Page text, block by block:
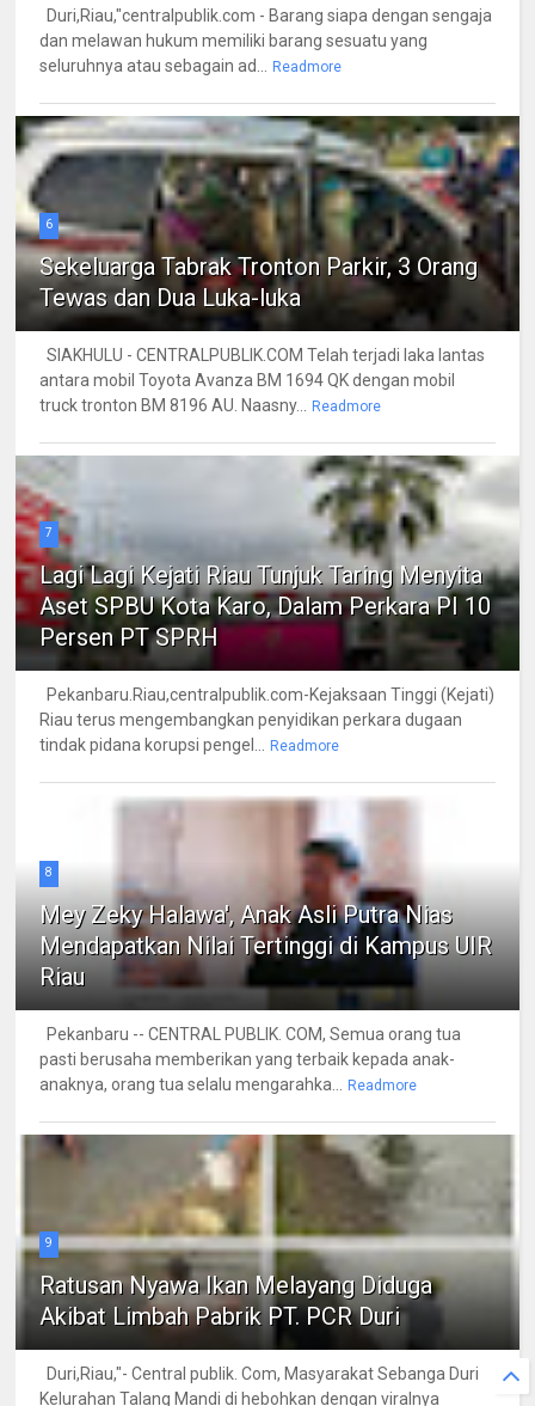
Duri,Riau,"centralpublik.com - Barang siapa dengan sengaja
dan melawan hukum memiliki barang sesuatu yang
seluruhnya atau sebagain ad...
Readmore
6
Sekeluarga Tabrak Tronton Parkir, 3 Orang
Tewas dan Dua Luka-luka
SIAKHULU - CENTRALPUBLIK.COM Telah terjadi laka lantas
antara mobil Toyota Avanza BM 1694 QK dengan mobil
truck tronton BM 8196 AU. Naasny...
Readmore
7
Lagi Lagi Kejati Riau Tunjuk Taring Menyita
Aset SPBU Kota Karo, Dalam Perkara PI 10
Persen PT SPRH
Pekanbaru.Riau,centralpublik.com-Kejaksaan Tinggi (Kejati)
Riau terus mengembangkan penyidikan perkara dugaan
tindak pidana korupsi pengel...
Readmore
8
Mey Zeky Halawa', Anak Asli Putra Nias
Mendapatkan Nilai Tertinggi di Kampus UIR
Riau
Pekanbaru -- CENTRAL PUBLIK. COM, Semua orang tua
pasti berusaha memberikan yang terbaik kepada anak-
anaknya, orang tua selalu mengarahka...
Readmore
9
Ratusan Nyawa Ikan Melayang Diduga
Akibat Limbah Pabrik PT. PCR Duri
Duri,Riau,"- Central publik. Com, Masyarakat Sebanga Duri
Kelurahan Talang Mandi di hebohkan dengan viralnya